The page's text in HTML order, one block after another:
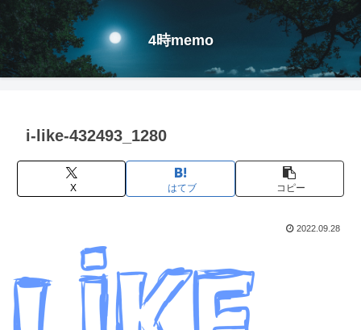
4時memo
i-like-432493_1280
X はてブ コピー
2022.09.28